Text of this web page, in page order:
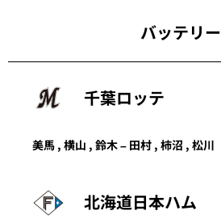
バッテリー
千葉ロッテ
美馬 , 横山 , 鈴木– 田村 , 柿沼 , 松川
北海道日本ハム